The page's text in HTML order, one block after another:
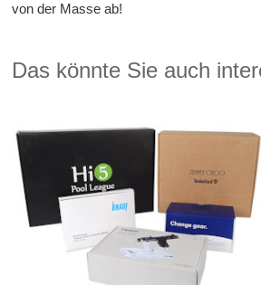
von der Masse ab!
Das könnte Sie auch